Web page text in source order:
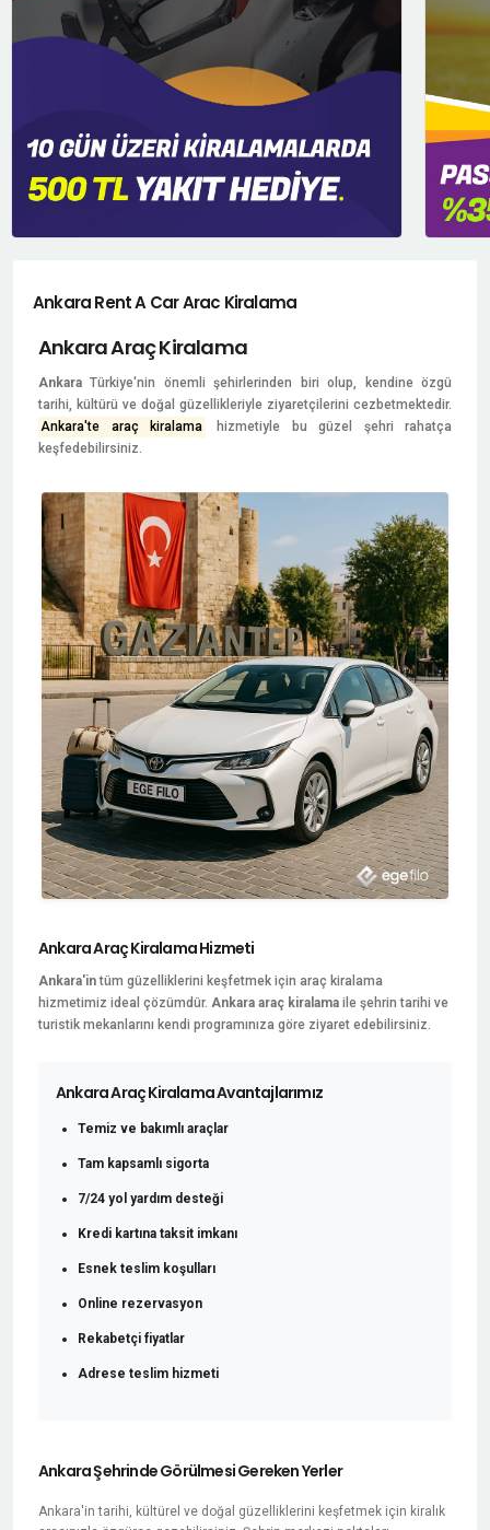
Ankara Rent A Car Arac Kiralama
Ankara Araç Kiralama
Ankara Türkiye'nin önemli şehirlerinden biri olup, kendine özgü
tarihi, kültürü ve doğal güzellikleriyle ziyaretçilerini cezbetmektedir.
Ankara'te araç kiralama
hizmetiyle bu güzel şehri rahatça
keşfedebilirsiniz.
Ankara Araç Kiralama Hizmeti
Ankara'intüm güzelliklerini keşfetmek için araç kiralama
hizmetimiz ideal çözümdür. Ankara araç kiralama ile şehrin tarihi ve
turistik mekanlarını kendi programınıza göre ziyaret edebilirsiniz.
Ankara Araç Kiralama Avantajlarımız
Temiz ve bakımlı araçlar
Tam kapsamlı sigorta
7/24 yol yardım desteği
Kredi kartına taksit imkanı
Esnek teslim koşulları
Online rezervasyon
Rekabetçi fiyatlar
Adrese teslim hizmeti
Ankara Şehrinde Görülmesi Gereken Yerler
Ankara'in tarihi, kültürel ve doğal güzelliklerini keşfetmek için kiralık